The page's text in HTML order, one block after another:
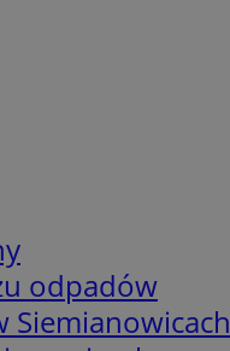
odpadów
Siemianowicach